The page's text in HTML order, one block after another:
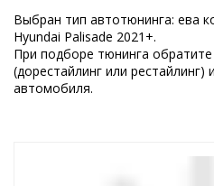
Выбран тип автотюнинга: ева
Hyundai Palisade 2021+.
При подборе тюнинга
(дорестайлинг или рестайлинг)
автомобиля.